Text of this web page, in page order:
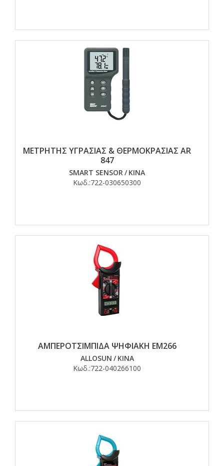
ΜΕΤΡΗΤΗΣ ΥΓΡΑΣΙΑΣ & ΘΕΡΜΟΚΡΑΣΙΑΣ AR
847
SMART SENSOR/ ΚΙΝΑ
Κωδ.:722-030650300
ΑΜΠΕΡΟΤΣΙΜΠΙΔΑ ΨΗΦΙΑΚΗ ΕΜ266
ALLOSUN / ΚΙΝΑ
Κωδ.:722-040266100